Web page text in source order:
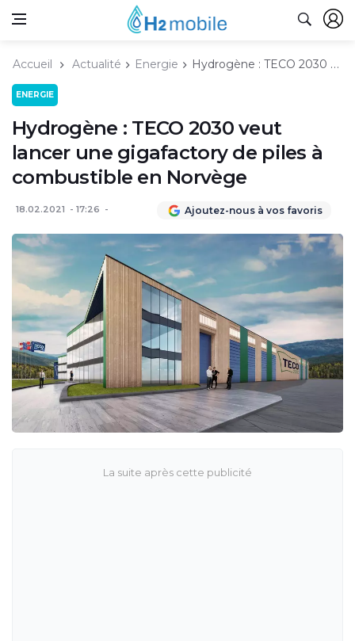
Accueil Actualité Energie Hydrogène : TECO 2030 veut lancer une gigafactory de piles à combustible en Norvège
ENERGIE
Hydrogène : TECO 2030 veut
lancer une gigafactory de piles à
combustible en Norvège
18.02.2021 17:26 Ajoutez-nous à vos favoris